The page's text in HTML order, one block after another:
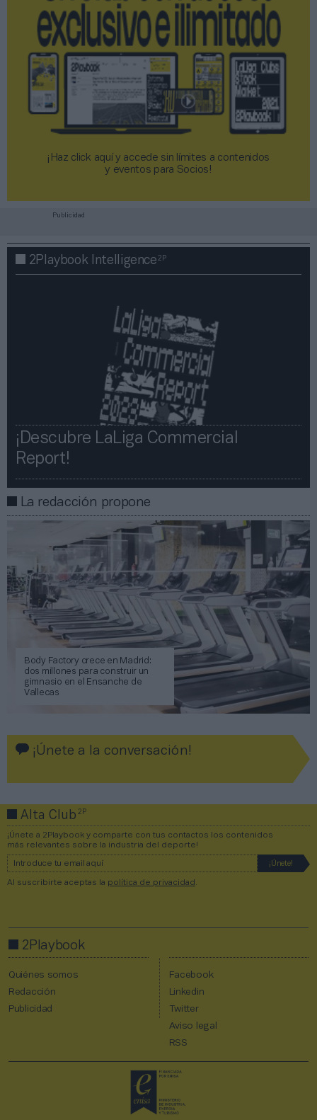
¡Haz click aquí y accede sin límites a contenidos
y eventos para Socios!​​​​​​​
Publicidad
2Playbook Intelligence2P
¡Descubre LaLiga Commercial
Report!​​
La redacción propone
Body Factory crece en Madrid:
dos millones para construir un
gimnasio en el Ensanche de
Vallecas
¡Únete a la conversación!
Alta Club2P
¡Únete a 2Playbook y comparte con tus contactos los contenidos
más relevantes sobre la industria del deporte!
Al suscribirte aceptas la política de privacidad
2Playbook
Quiénes somos
Redacción
Publicidad
Facebook
Linkedin
Twitter
Aviso legal
RSS